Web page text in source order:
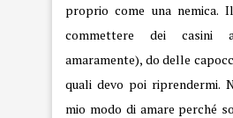
proprio come una nemica.
commettere dei casini
amaramente), do delle
quali devo poi riprendermi.
mio modo di amare perché